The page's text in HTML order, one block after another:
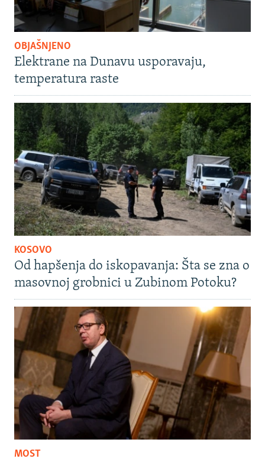
OBJAŠNJENO
Elektrane na Dunavu usporavaju,
temperatura raste
KOSOVO
Od hapšenja do iskopavanja: Šta se zna o
masovnoj grobnici u Zubinom Potoku?
MOST